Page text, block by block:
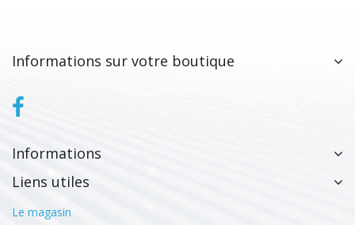
Informations sur votre boutique
Informations
Liens utiles
Le magasin